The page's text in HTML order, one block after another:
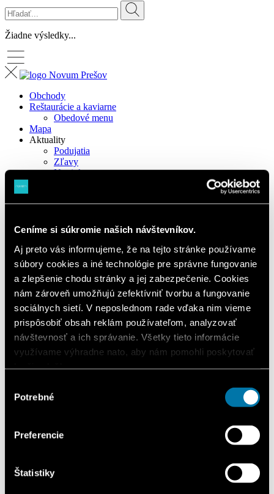
Ceníme si súkromie našich návštevníkov.
Aj preto vás informujeme, že na tejto stránke používame
súbory cookies a iné technológie pre správne fungovanie
a zlepšenie chodu stránky a jej zabezpečenie. Cookies
nám zároveň umožňujú zefektívniť tvorbu a fungovanie
sociálnych sietí. V neposlednom rade vďaka nim vieme
prispôsobiť obsah reklám používateľom, analyzovať
návštevnosť a ich správanie. Všetky tieto informácie
využívame výhradne nato, aby nám pomohli poskytovať
súhlasu
Potrebné
Preferencie
Štatistiky
Žiadne výsledky...
Obchody
Reštaurácie a kaviarne
Obedové menu
Mapa
Aktuality
Podujatia
Zľavy
Novinky
O nás
Služby
Kariéra
Cestovný poriadok
Čo je newsletter?
Zásady ochrany osobných údajov
Virtuálna prehliadka
SK
Domov
Letná LEGO zábava
Letná LEGO zábava